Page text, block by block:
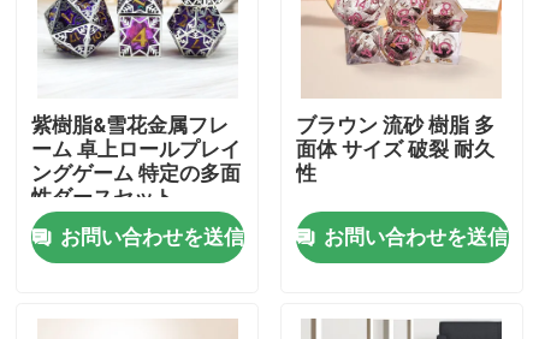
紫樹脂&雪花金属フレ
ーム 卓上ロールプレイ
ングゲーム 特定の多面
性ダースセット
お問い合わせを送信
ブラウン 流砂 樹脂 多
面体 サイズ 破裂 耐久
性
お問い合わせを送信